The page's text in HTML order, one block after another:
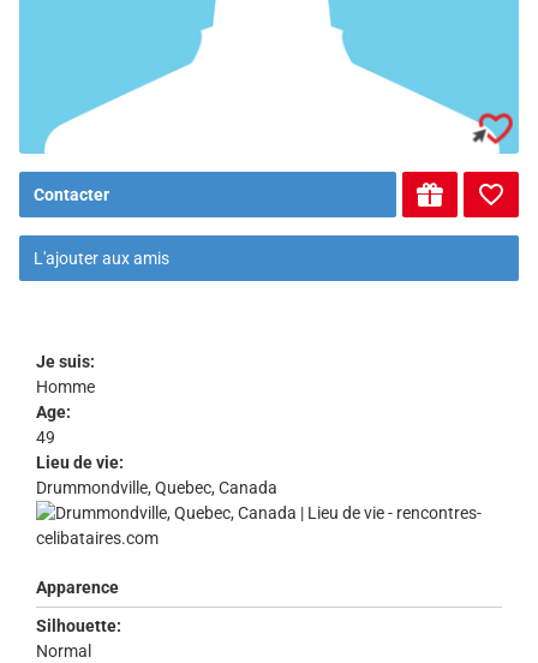
Contacter
L'ajouter aux amis
Je suis:
Homme
Age:
49
Lieu de vie:
Drummondville, Quebec, Canada
Apparence
Silhouette:
Normal